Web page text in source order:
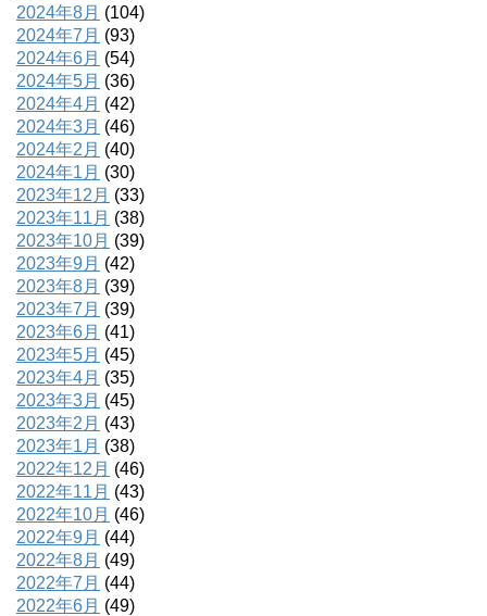
2024年8月 (104)
2024年7月 (93)
2024年6月 (54)
2024年5月 (36)
2024年4月 (42)
2024年3月 (46)
2024年2月 (40)
2024年1月 (30)
2023年12月 (33)
2023年11月 (38)
2023年10月 (39)
2023年9月 (42)
2023年8月 (39)
2023年7月 (39)
2023年6月 (41)
2023年5月 (45)
2023年4月 (35)
2023年3月 (45)
2023年2月 (43)
2023年1月 (38)
2022年12月 (46)
2022年11月 (43)
2022年10月 (46)
2022年9月 (44)
2022年8月 (49)
2022年7月 (44)
2022年6月 (49)